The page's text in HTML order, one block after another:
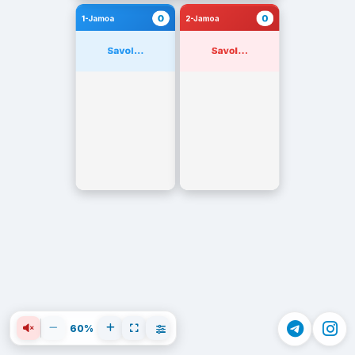
1-Jamoa 0
Savol...
2-Jamoa 0
Savol...
60%